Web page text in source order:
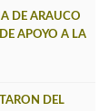
DE ARAUCO
APOYO A LA
DEL